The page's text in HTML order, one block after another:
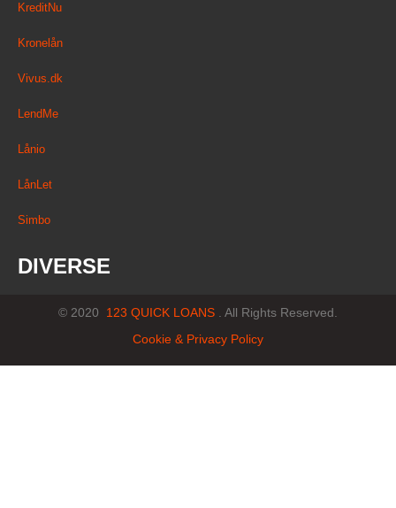
KreditNu
Kronelån
Vivus.dk
LendMe
Lånio
LånLet
Simbo
DIVERSE
© 2020 123 QUICK LOANS
All Rights Reserved.
Cookie & Privacy Policy